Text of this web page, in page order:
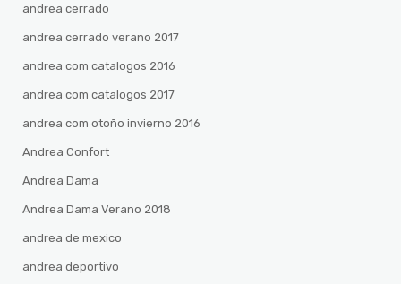
andrea cerrado
andrea cerrado verano 2017
andrea com catalogos 2016
andrea com catalogos 2017
andrea com otoño invierno 2016
Andrea Confort
Andrea Dama
Andrea Dama Verano 2018
andrea de mexico
andrea deportivo